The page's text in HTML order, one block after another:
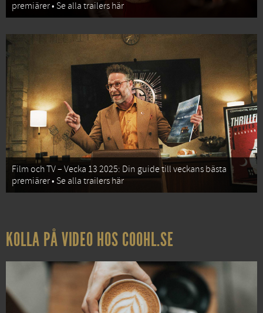
premiärer • Se alla trailers här
Film och TV – Vecka 13 2025: Din guide till veckans bästa
premiärer • Se alla trailers här
KOLLA PÅ VIDEO HOS COOHL.SE